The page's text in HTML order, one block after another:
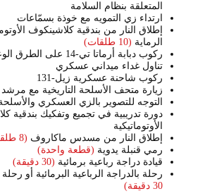
المتعلقة بنظام السلامة
ارتداء زي التمويه مع خوذة بسمّاعات
إطلاق النار من بندقية كلاشينكوف
الرماية (10 طلقات)
ركوب دبابة أرماتا تي-14 على الطرق الوعرة
تناول غداء ميداني عسكري
ركوب شاحنة عسكرية زيل-131
زيارة متحف الأسلحة التاريخية مع
التوجه للتصوير بالزي العسكري والأسلحة
دورة تدريبية في تجميع وتفكيك بندقية
الأوتوماتيكية
إطلاق النار من مسدس ماكاروف (8 طلقات)
رمي قنبلة يدوية (قطعة واحدة)
قيادة دراجة رباعية برمائية (30 دقيقة)
رحلة بالدراجة الرباعية البرمائية أو
30 دقيقة)